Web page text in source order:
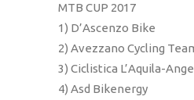
MTB CUP 2017
1) D’Ascenzo Bike
2) Avezzano Cycling
3) Ciclistica L’Aquila-
4) Asd Bikenergy